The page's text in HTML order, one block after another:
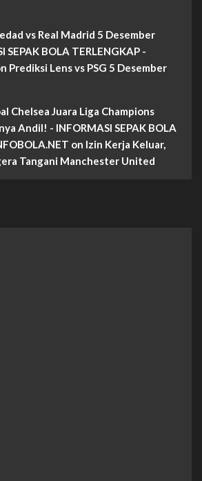
vs Real Madrid 5 Desember
SEPAK BOLA TERLENGKAP -
Prediksi Lens vs PSG 5 Desember
Chelsea Juara Liga Champions
Andil! - INFORMASI SEPAK BOLA
on Izin Kerja Keluar,
Tangani Manchester United